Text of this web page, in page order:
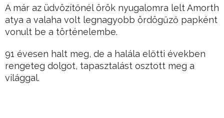
A már az üdvözítőnél örök nyugalomra lelt Amorth
atya a valaha volt legnagyobb ördögűző papként
vonult be a történelembe.
91 évesen halt meg, de a halála előtti években
rengeteg dolgot, tapasztalást osztott meg a
világgal.